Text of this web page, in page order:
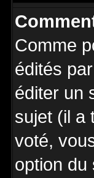
Comme
édités
éditer un
sujet (il a
voté,
option du